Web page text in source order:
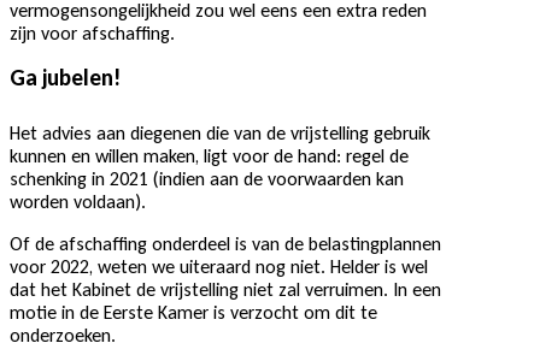
vermogensongelijkheid zou wel eens een extra reden
zijn voor afschaffing.
Ga jubelen!
Het advies aan diegenen die van de vrijstelling gebruik
kunnen en willen maken, ligt voor de hand: regel de
schenking in 2021 (indien aan de voorwaarden kan
worden voldaan).
Of de afschaffing onderdeel is van de belastingplannen
voor 2022, weten we uiteraard nog niet. Helder is wel
dat het Kabinet de vrijstelling niet zal verruimen. In een
motie in de Eerste Kamer is verzocht om dit te
onderzoeken.